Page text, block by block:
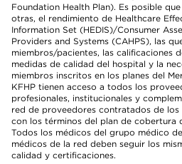
Foundation Health Plan). Es posible
otras, el rendimiento de Healthcare
Information Set (HEDIS)/Consumer
Providers and Systems (CAHPS), las
miembros/pacientes, las calificaciones
medidas de calidad del hospital y la
miembros inscritos en los planes del
KFHP tienen acceso a todos los
profesionales, institucionales y
red de proveedores contratados de los
con los términos del plan de cobertura
Todos los médicos del grupo médico
médicos de la red deben seguir los
calidad y certificaciones.